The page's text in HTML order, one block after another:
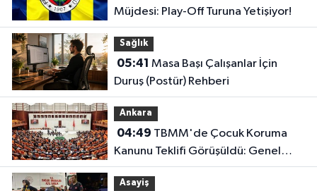
Müjdesi: Play-Off Turuna Yetişiyor!
Sağlık
05:41
Duruş (Postür) Rehberi
Ankara
04:49
Kanunu Teklifi Görüşüldü: Genel
Kurul Tamamlandı!
Asayiş